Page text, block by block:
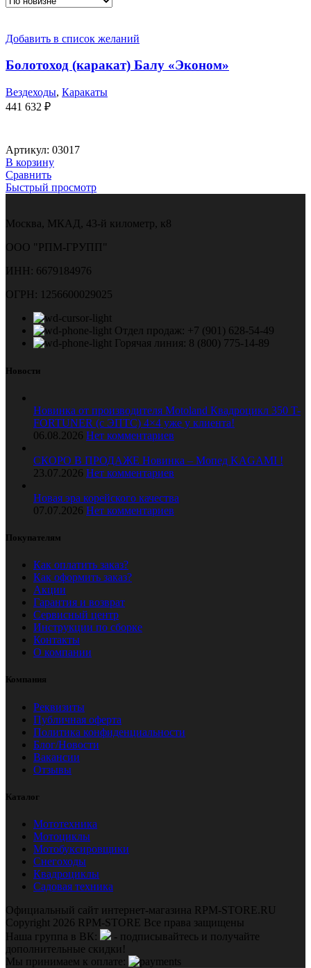
Добавить в список желаний
Болотоход (каракат) Балу «Эконом»
Вездеходы, Каракаты
441 632 ₽
Артикул: 03017
В корзину
Сравнить
Быстрый просмотр
Москва, МКАД, 43-й километр, к8
ООО "РПМ-ГРУПП"
ИНН: 6679184976
ОГРН: 1256600029025
Отдел продаж: +7 (901) 628-54-49
Горячая линия: 8 (800) 775-14-89
Новости
Новинка от производителя Motoland Квадроцикл 350 T-
FORTUNER (с ЭПТС) 4×4 уже у клиента!
06.08.2026 Нет комментариев
СКОРО В ПРОДАЖЕ Новинка – Мопед KAGAMI !
23.07.2026 Нет комментариев
Новая эра корейского качества
07.07.2026 Нет комментариев
Покупателям
Как оплатить заказ?
Как оформить заказ?
Акции
Гарантия и возврат
Сервисный центр
Инструкции по сборке
Контакты
О компании
Компания
Реквизиты
Публичная оферта
Политика конфиденциальности
Блог/Новости
Вакансии
Отзывы
Каталог
Мототехника
Мотоциклы
Мотобуксировщики
Снегоходы
Квадроциклы
Садовая техника
Официальный сайт интернет-магазина RPM-STORE.RU
Copyright 2026 RPM-STORE Все права защищены
Наша группа в ВК:
- подписывайтесь и получайте
дополнительные скидки!
Мы принимаем к оплате: